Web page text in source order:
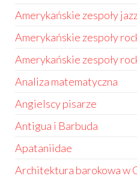
Amerykańskie zespoły
Amerykańskie zespoły
Amerykańskie zespoły
Analiza matematyczna
Angielscy pisarze
Antigua i Barbuda
Apataniidae
Architektura barokowa w